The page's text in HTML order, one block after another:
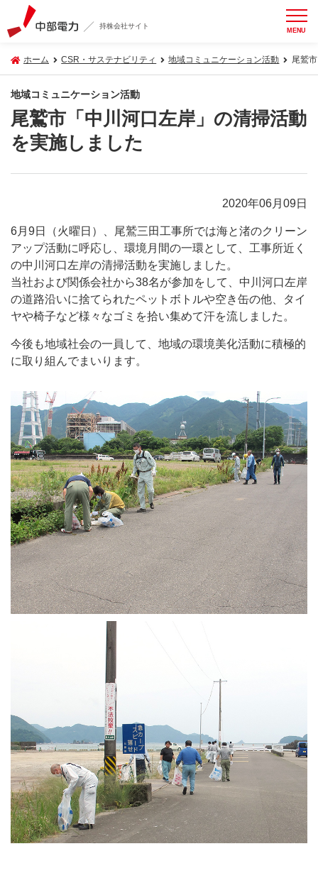
持株会社サイト MENU
ホーム CSR・サステナビリティ 地域コミュニケーション活動 尾鷲
地域コミュニケーション活動
尾鷲市「中川河口左岸」の清掃活動
を実施しました
2020年06月09日
6月9日（火曜日）、尾鷲三田工事所では海と渚のクリーン
アップ活動に呼応し、環境月間の一環として、工事所近く
の中川河口左岸の清掃活動を実施しました。
当社および関係会社から38名が参加をして、中川河口左岸
の道路沿いに捨てられたペットボトルや空き缶の他、タイ
ヤや椅子など様々なゴミを拾い集めて汗を流しました。
今後も地域社会の一員して、地域の環境美化活動に積極的
に取り組んでまいります。